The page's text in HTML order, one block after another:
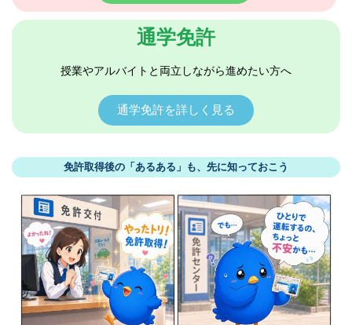
通学免許
授業やアルバイトと両立しながら進めたい方へ
通学免許を詳しく見る
免許取得後の「あるある」も、先に知っておこう